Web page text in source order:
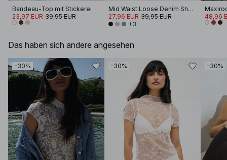
Bandeau-Top mit Stickerei
23,97 EUR 39,95 EUR
Mid Waist Loose Denim Shorts
27,96 EUR 39,95 EUR
+3
48,96
Das haben sich andere angesehen
-30% -30% -30%